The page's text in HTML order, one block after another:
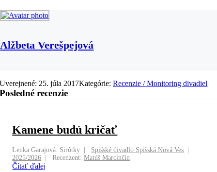
Alžbeta Verešpejová
Uverejnené: 25. júla 2017Kategórie:Recenzie / Monitoring divadiel
Posledné recenzie
Kamene budú kričať
Lenka Garajová: Sirôtky
Spišské divadlo Spišská Nová Ves
2025/2026
Recenzent:Matúš Marcinčin
Čítať ďalej